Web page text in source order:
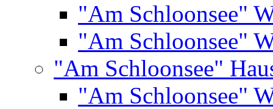
"Am Schloonsee"
"Am Schloonsee"
"Am Schloonsee"
"Am Schloonsee"